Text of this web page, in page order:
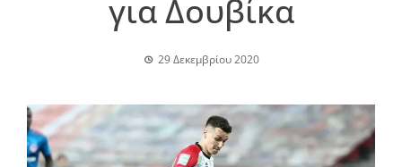
για Δουβίκα
29 Δεκεμβρίου 2020